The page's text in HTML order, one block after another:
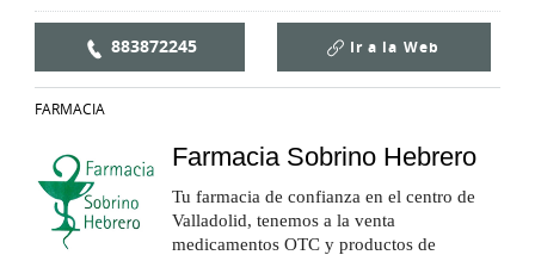
883872245 Ir a la Web
FARMACIA
Farmacia Sobrino Hebrero
Tu farmacia de confianza en el centro de
Valladolid, tenemos a la venta
medicamentos OTC y productos de